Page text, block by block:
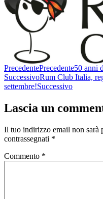
PrecedentePrecedente50 anni
SuccessivoRum Club Italia,
settembre!Successivo
Lascia un
Il tuo indirizzo email non sarà
contrassegnati *
Commento *